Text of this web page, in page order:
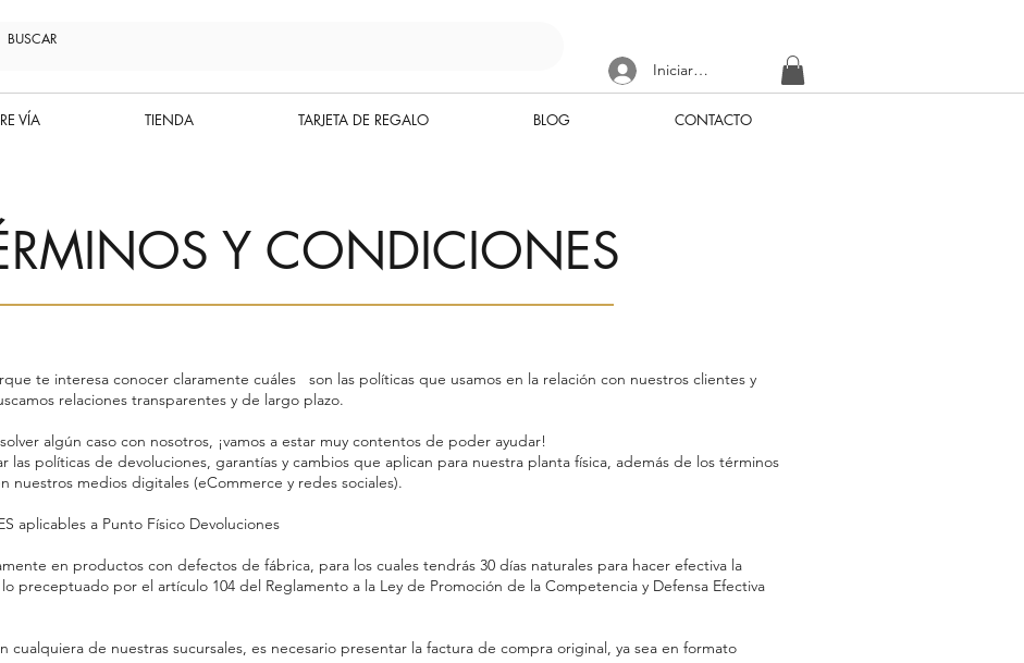
Iniciar sesión
VÍA TIENDA TARJETA DE REGALO BLOG CONTACTO
Y CONDICIONES
te interesa conocer claramente cuáles son las políticas que usamos en la relación con nuestros clientes y
relaciones transparentes y de largo plazo.
algún caso con nosotros, ¡vamos a estar muy contentos de poder ayudar!
las políticas de devoluciones, garantías y cambios que aplican para nuestra planta física, además de los términos
nuestros medios digitales (eCommerce y redes sociales).
aplicables a Punto Físico Devoluciones
en productos con defectos de fábrica, para los cuales tendrás 30 días naturales para hacer efectiva la
preceptuado por el artículo 104 del Reglamento a la Ley de Promoción de la Competencia y Defensa Efectiva
cualquiera de nuestras sucursales, es necesario presentar la factura de compra original, ya sea en formato